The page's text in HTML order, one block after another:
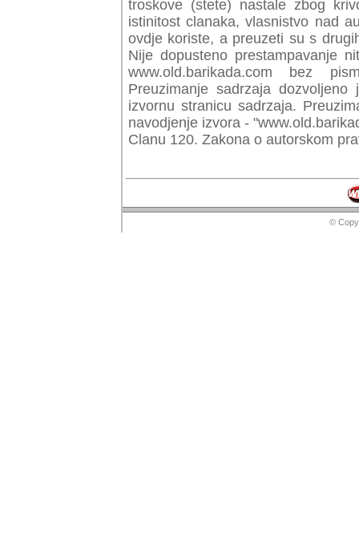
troskove (stete) nastale zbog
istinitost clanaka, vlasnistvo nad
ovdje koriste, a preuzeti su s
Nije dopusteno prestampavanje
www.old.barikada.com bez
Preuzimanje sadrzaja
izvornu stranicu sadrzaja.
navodjenje izvora -
Clanu 120. Zakona o autorskom
©